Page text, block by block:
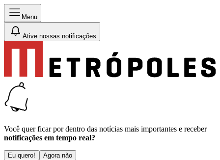
Menu
Ative nossas notificações
Você quer ficar por dentro das notícias mais importantes e receber
notificações em tempo real?
Eu quero! Agora não